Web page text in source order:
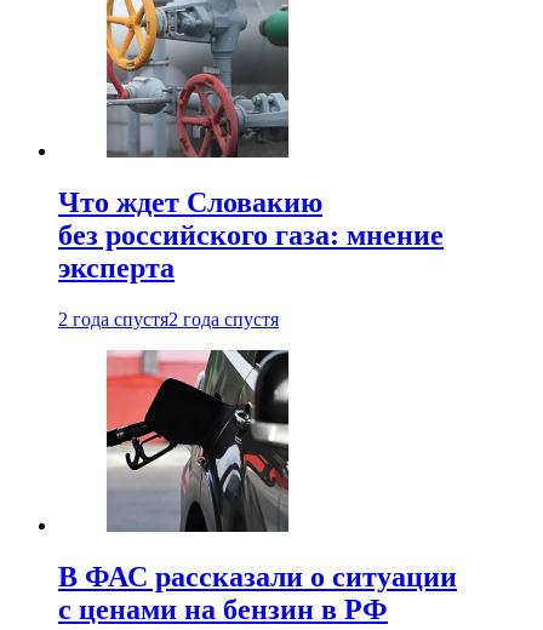
Что ждет Словакию
без российского газа: мнение
эксперта
2 года спустя2 года спустя
В ФАС рассказали о ситуации
с ценами на бензин в РФ